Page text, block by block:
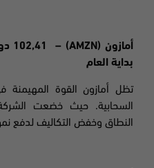
أمازون(AMZN) –
102,41
بداية العام
تظل أمازون القوة المهيمنة
السحابية. حيث خضعت
النطاق وخفض التكاليف لدفع